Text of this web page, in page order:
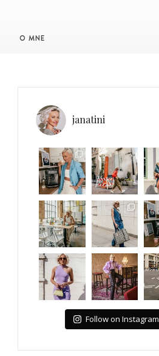
O MNE
janatini
Follow on Instagram